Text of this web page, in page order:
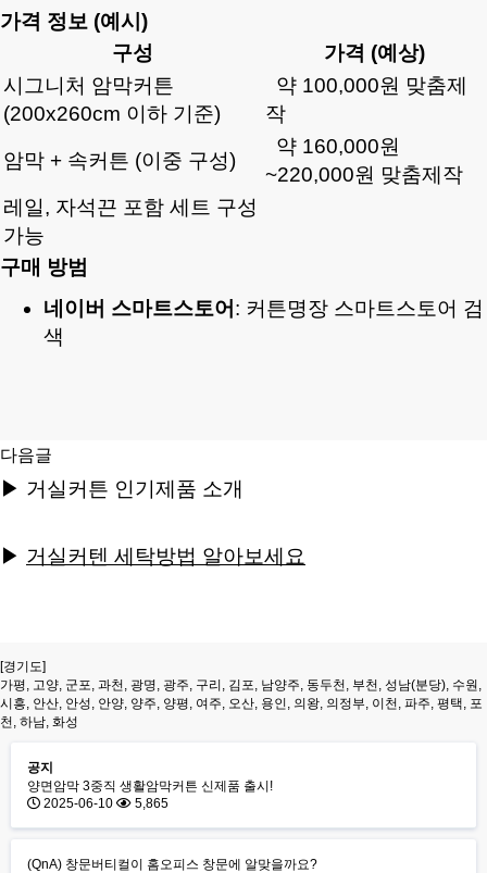
가격 정보 (예시)
구성
가격 (예상)
시그니처 암막커튼
(200x260cm 이하 기준)
약 100,000원 맞춤제
작
암막 + 속커튼 (이중 구성)
약 160,000원
~220,000원 맞춤제작
레일, 자석끈 포함 세트 구성
가능
구매 방범
네이버 스마트스토어 : 커튼명장 스마트스토어 검
색
다음글
▶ 거실커튼 인기제품 소개
▶ 거실커텐 세탁방법 알아보세요
[경기도]
가평, 고양, 군포, 과천, 광명, 광주, 구리, 김포, 남양주, 동두천, 부천, 성남(분당), 수원,
시흥, 안산, 안성, 안양, 양주, 양평, 여주, 오산, 용인, 의왕, 의정부, 이천, 파주, 평택, 포
천, 하남, 화성
공지
양면암막 3중직 생활암막커튼 신제품 출시!
2025-06-10
5,865
(QnA) 창문버티컬이 홈오피스 창문에 알맞을까요?